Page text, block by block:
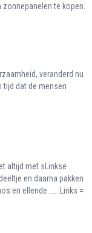
te kopen.
veranderd nu
tijd dat de mensen
altijd met sLinkse
en daarna pakken
en ellende.......Links =